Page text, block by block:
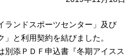
ンドスポーツセンター」及び
」と利用契約を結びました。
添ＰＤＦ申込書『冬期アイスス